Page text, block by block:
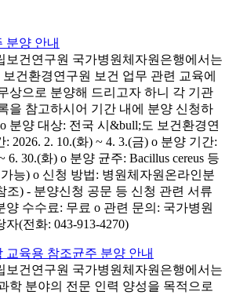
분양 안내
보건연구원 국가병원체자원은행에서는
건환경연구원 보건 업무 관련 교육에
상으로 분양해 드리고자 하니 각 기관
을 참고하시어 기간 내에 분양 신청하
분양 대상: 전국 시&bull;도 보건환경연
2026. 2. 10.(화) ~ 4. 3.(금) o 분양 기간:
6. 30.(화) o 분양 균주: Bacillus cereus 등
능) o 신청 방법: 병원체자원온라인분
조) - 분양신청 공문 등 신청 관련 서류
양 수수료: 무료 o 관련 문의: 국가병원
(전화: 043-913-4270)
교육용 참조균주 분양 안내
보건연구원 국가병원체자원은행에서는
학 분야의 전문 인력 양성을 목적으로